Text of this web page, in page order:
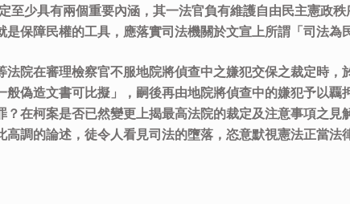
至少具有兩個重要內涵，其一法官負有維護自由民主憲政
保障民權的工具，應落實司法機關於文宣上所謂「司法為
法院在審理檢察官不服地院將偵查中之嫌犯交保之裁定時
般偽造文書可比擬」，嗣後再由地院將偵查中的嫌犯予以覊
？在柯案是否已然變更上揭最高法院的裁定及注意事項之
高調的論述，徒令人看見司法的墮落，恣意默視憲法正當法